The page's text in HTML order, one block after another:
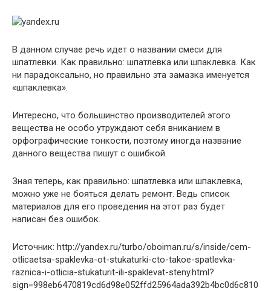
В данном случае речь идет о названии смеси для
шпатлевки. Как правильно: шпатлевка или шпаклевка. Как
ни парадоксально, но правильно эта замазка именуется
«шпаклевка».
Интересно, что большинство производителей этого
вещества не особо утруждают себя вниканием в
орфографические тонкости, поэтому иногда название
данного вещества пишут с ошибкой.
Зная теперь, как правильно: шпатлевка или шпаклевка,
можно уже не бояться делать ремонт. Ведь список
материалов для его проведения на этот раз будет
написан без ошибок.
Источник: http://yandex.ru/turbo/oboiman.ru/s/inside/cem-
otlicaetsa-spaklevka-ot-stukaturki-cto-takoe-spatlevka-
raznica-i-otlicia-stukaturit-ili-spaklevat-steny.html?
sign=998eb6470819cd6d98e052ffd25964ada392b4bc0d6c810